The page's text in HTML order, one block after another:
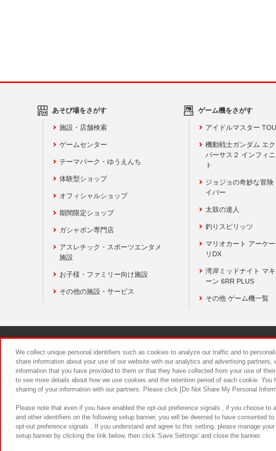
あそび場をさがす
施設・店舗検索
ゲームセンター
テーマパーク・ゆうえんち
体験型ショップ
オフィシャルショップ
期間限定ショップ
ガシャポン専門店
アスレチック・スポーツエンタメ
施設
お子様・ファミリー向け施設
その他の施設・サービス
ゲーム機をさがす
アイドルマスター
機動戦士ガンダム エ
バーサス２ インフィ
ト
ジョジョの奇妙な冒険
イバー
太鼓の達人
釣りスピリッツ
マリオカート アーケ
リDX
湾岸ミッドナイト マ
ーン 6RR PLUS
その他 ゲーム機一覧
食品のご提供について カ
We collect unique personal identifiers such as cookies to analyze our traffic and to
share information about your use of our website with our analytics and advertising partners,
information that you have provided to them or that they have collected from your use of
to see more details about how we use cookies and the retention period of each cookie. You
sharing of your information with our partners. Please click [Do Not Share My Personal
Please note that even if you have enabled the opt-out preference signals , if you choose to
and other identifiers on the following setup banner, you will be deemed to have consented
opt-out preference signals . If you understand and agree to this setting, please manage
setup banner by clicking the link below, then click 'Save Settings' and close the banner.